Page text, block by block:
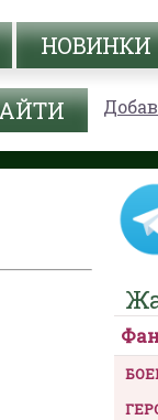
НОВИНКИ